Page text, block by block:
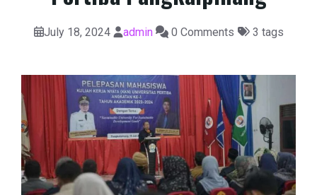
July 18, 2024 admin 0 Comments 3 tags